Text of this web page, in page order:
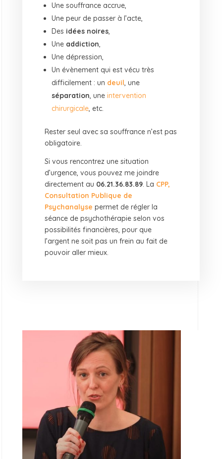
Une souffrance accrue,
Une peur de passer à l’acte,
Des idées noires,
Une addiction,
Une dépression,
Un évènement qui est vécu très
difficilement : un deuil, une
séparation, une intervention
chirurgicale, etc.
Rester seul avec sa souffrance n’est pas
obligatoire.
Si vous rencontrez une situation
d’urgence, vous pouvez me joindre
directement au 06.21.36.83.89. La CPP,
Consultation Publique de
Psychanalyse permet de régler la
séance de psychothérapie selon vos
possibilités financières, pour que
l’argent ne soit pas un frein au fait de
pouvoir aller mieux.